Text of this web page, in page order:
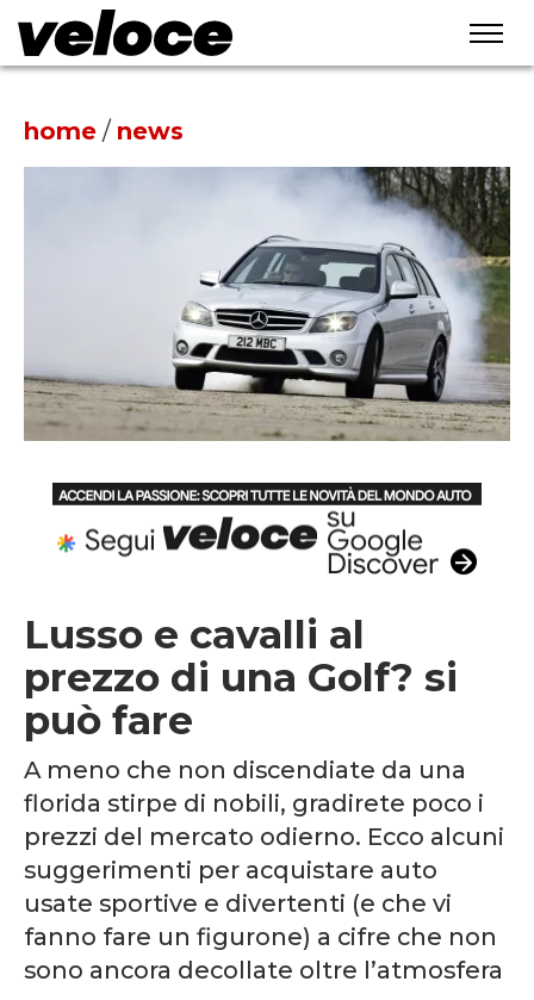
home / news
Lusso e cavalli al
prezzo di una Golf? si
può fare
A meno che non discendiate da una
florida stirpe di nobili, gradirete poco i
prezzi del mercato odierno. Ecco alcuni
suggerimenti per acquistare auto
usate sportive e divertenti (e che vi
fanno fare un figurone) a cifre che non
sono ancora decollate oltre l’atmosfera